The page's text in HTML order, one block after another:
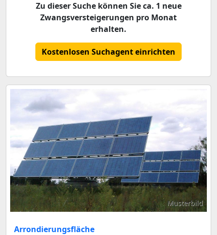
Zu dieser Suche können Sie ca. 1 neue
Zwangsversteigerungen pro Monat
erhalten.
Kostenlosen Suchagent einrichten
Musterbild
Arrondierungsfläche